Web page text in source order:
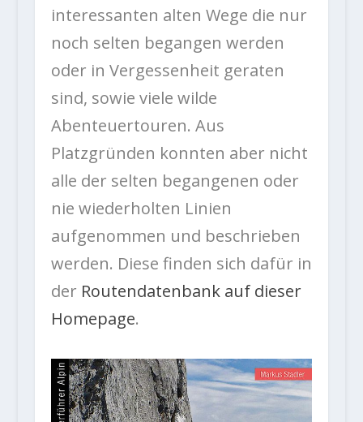
interessanten alten Wege die nur
noch selten begangen werden
oder in Vergessenheit geraten
sind, sowie viele wilde
Abenteuertouren. Aus
Platzgründen konnten aber nicht
alle der selten begangenen oder
nie wiederholten Linien
aufgenommen und beschrieben
werden. Diese finden sich dafür in
der Routendatenbank auf dieser
Homepage.